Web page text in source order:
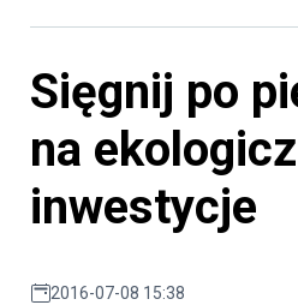
Sięgnij po
na
inwestycje
2016-07-08 15:38